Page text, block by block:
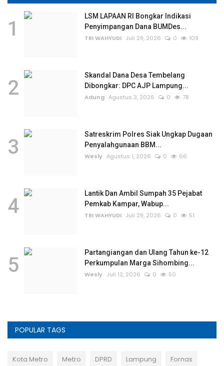
1
LSM LAPAAN RI Bongkar Indikasi
Penyimpangan Dana BUMDes...
TRI WAHYUDI Juli 29, 2026 0 109
2
Skandal Dana Desa Tembelang
Dibongkar: DPC AJP Lampung...
Adung Agustus 3, 2026 0 78
3
Satreskrim Polres Siak Ungkap Dugaan
Penyalahgunaan BBM...
Wesly Agustus 1, 2026 0 66
4
Lantik Dan Ambil Sumpah 35 Pejabat
Pemkab Kampar, Wabup...
TRI WAHYUDI Juli 29, 2026 0 51
5
Partangiangan dan Ulang Tahun ke-12
Perkumpulan Marga Sihombing...
Wesly Juli 12, 2026 0 50
POPULAR TAGS
Kota Metro Metro DPRD Lampung Fornas